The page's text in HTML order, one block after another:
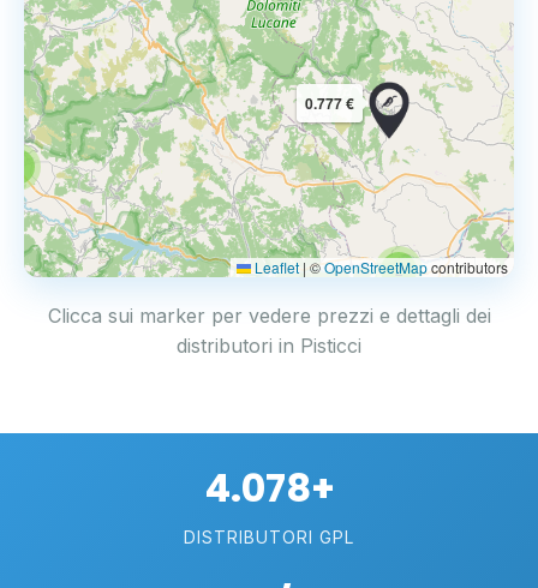
2
0.777 €
Leaflet | ©OpenStreetMapcontributors
Clicca sui marker per vedere prezzi e dettagli dei
distributori in Pisticci
4.078+
DISTRIBUTORI GPL